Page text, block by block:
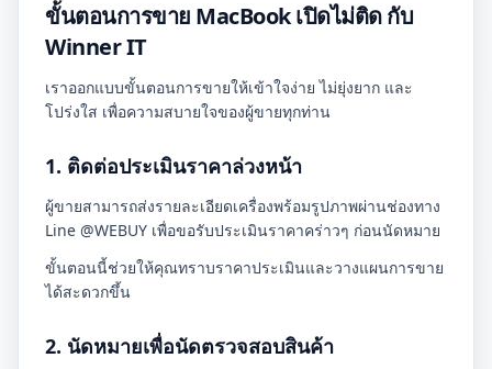
ขั้นตอนการขาย MacBook เปิดไม่ติด กับ
Winner IT
เราออกแบบขั้นตอนการขายให้เข้าใจง่าย ไม่ยุ่งยาก และ
โปร่งใส เพื่อความสบายใจของผู้ขายทุกท่าน
1. ติดต่อประเมินราคาล่วงหน้า
ผู้ขายสามารถส่งรายละเอียดเครื่องพร้อมรูปภาพผ่านช่องทาง
Line @WEBUY เพื่อขอรับประเมินราคาคร่าวๆ ก่อนนัดหมาย
ขั้นตอนนี้ช่วยให้คุณทราบราคาประเมินและวางแผนการขาย
ได้สะดวกขึ้น
2. นัดหมายเพื่อนัดตรวจสอบสินค้า